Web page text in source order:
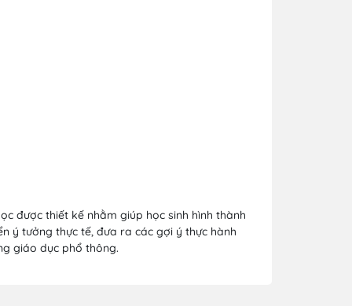
được thiết kế nhằm giúp học sinh hình thành
ý tưởng thực tế, đưa ra các gợi ý thực hành
giáo dục phổ thông.